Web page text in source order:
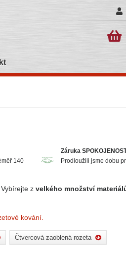
140
Záruka
Prodloužili jsme dobu
z velkého množství
kování.
Čtvercová zaoblená rozeta